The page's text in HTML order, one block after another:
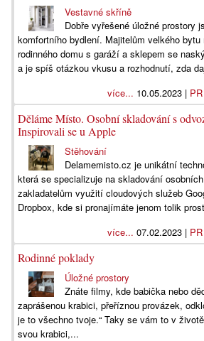
Vestavné skříně
Dobře vyřešené úložné prostory
komfortního bydlení. Majitelům velkého bytu
rodinného domu s garáží a sklepem se
a je spíš otázkou vkusu a rozhodnutí, zda
více... 10.05.2023 |
Děláme Místo. Osobní skladování s
Inspirovali se u Apple
Stěhování
Delamemisto.cz je unikátní
která se specializuje na skladování
zakladatelům využití cloudových služeb
Dropbox, kde si pronajímáte jenom tolik
více... 07.02.2023 |
Rodinné poklady
Úložné prostory
Znáte filmy, kde babička nebo
zaprášenou krabici, přeříznou provázek,
je to všechno tvoje.“ Taky se vám to v
svou krabici,...